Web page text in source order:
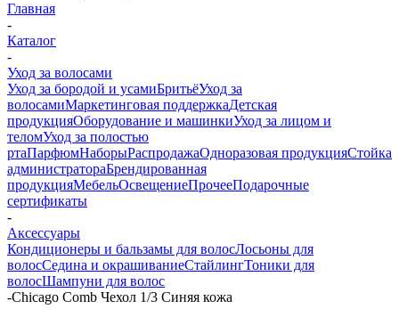
Главная
-
Каталог
-
Уход за волосами
Уход за бородой и усамиБритьёУход за
волосамиМаркетинговая поддержкаДетская
продукцияОборудование и машинкиУход за лицом и
теломУход за полостью
ртаПарфюмНаборыРаспродажаОдноразовая продукцияСтойка
администратораБрендированная
продукцияМебельОсвещениеПрочееПодарочные
сертификаты
-
Аксессуары
Кондиционеры и бальзамы для волосЛосьоны для
волосСедина и окрашиваниеСтайлингТоники для
волосШампуни для волос
-Chicago Comb Чехол 1/3 Синяя кожа